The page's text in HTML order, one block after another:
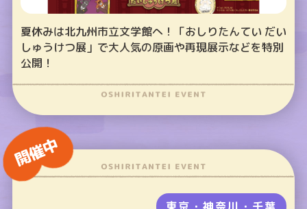
夏休みは北九州市立文学館へ！「おしりたんてい だい
しゅうけつ展」で大人気の原画や再現展示などを特別
公開！
開催中